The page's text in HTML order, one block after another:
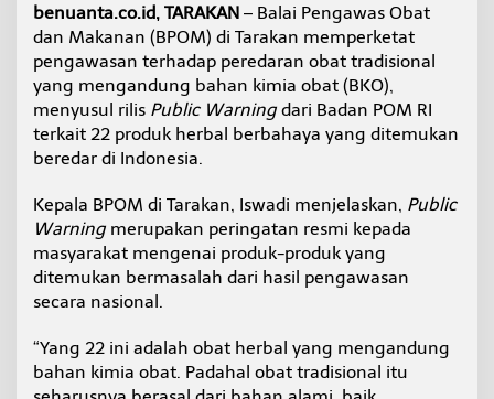
r
b
a
h
a
y
a
O
M
T
a
a
n
I
benuanta.co.id, TARAKAN – Balai Pengawas Obat
dan Makanan (BPOM) di Tarakan memperketat
pengawasan terhadap peredaran obat tradisional
yang mengandung bahan kimia obat (BKO),
menyusul rilis Public Warning dari Badan POM RI
terkait 22 produk herbal berbahaya yang ditemukan
beredar di Indonesia.
Kepala BPOM di Tarakan, Iswadi menjelaskan, Public
Warning merupakan peringatan resmi kepada
masyarakat mengenai produk-produk yang
ditemukan bermasalah dari hasil pengawasan
secara nasional.
“Yang 22 ini adalah obat herbal yang mengandung
bahan kimia obat. Padahal obat tradisional itu